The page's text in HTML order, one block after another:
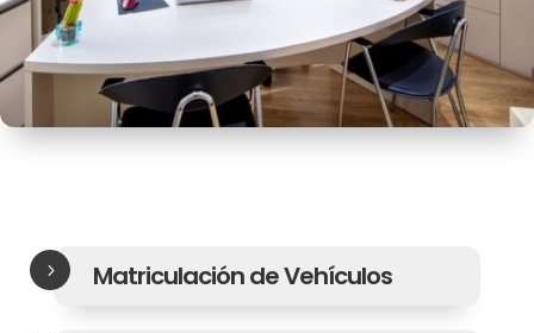
5 Matriculación de Vehículos